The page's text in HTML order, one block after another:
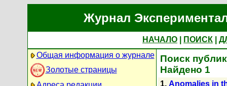
Журнал
НАЧАЛО ПОИСК
Общая информация о журнале
Золотые страницы
Поиск
Найдено 1
1. Anomalies in